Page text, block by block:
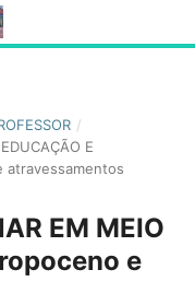
/
E
atravessamentos
EM MEIO
e